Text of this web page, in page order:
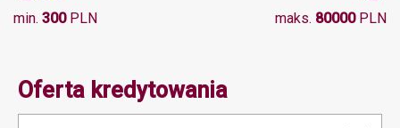
min. 300PLN maks. 80000PLN
Oferta kredytowania